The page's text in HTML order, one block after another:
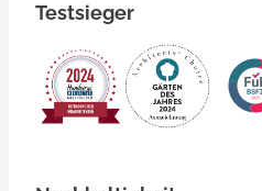
Testsieger